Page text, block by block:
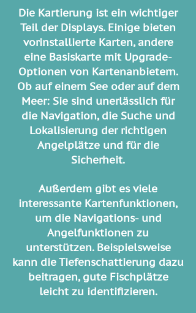
Die Kartierung ist ein wichtiger
Teil der Displays. Einige bieten
vorinstallierte Karten, andere
eine Basiskarte mit Upgrade-
Optionen von Kartenanbietern.
Ob auf einem See oder auf dem
Meer: Sie sind unerlässlich für
die Navigation, die Suche und
Lokalisierung der richtigen
Angelplätze und für die
Sicherheit.
Außerdem gibt es viele
interessante Kartenfunktionen,
um die Navigations- und
Angelfunktionen zu
unterstützen. Beispielsweise
kann die Tiefenschattierung dazu
beitragen, gute Fischplätze
leicht zu identifizieren.